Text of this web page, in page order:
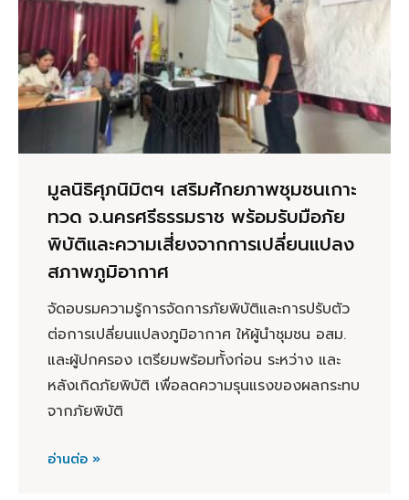
มูลนิธิศุภนิมิตฯ เสริมศักยภาพชุมชนเกาะ
ทวด จ.นครศรีธรรมราช พร้อมรับมือภัย
พิบัติและความเสี่ยงจากการเปลี่ยนแปลง
สภาพภูมิอากาศ
จัดอบรมความรู้การจัดการภัยพิบัติและการปรับตัว
ต่อการเปลี่ยนแปลงภูมิอากาศ ให้ผู้นำชุมชน อสม.
และผู้ปกครอง เตรียมพร้อมทั้งก่อน ระหว่าง และ
หลังเกิดภัยพิบัติ เพื่อลดความรุนแรงของผลกระทบ
จากภัยพิบัติ
อ่านต่อ »